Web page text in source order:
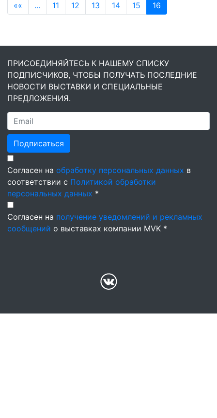
«« ... 11 12 13 14 15 16
ПРИСОЕДИНЯЙТЕСЬ К НАШЕМУ СПИСКУ
ПОДПИСЧИКОВ, ЧТОБЫ ПОЛУЧАТЬ ПОСЛЕДНИЕ
НОВОСТИ ВЫСТАВКИ И СПЕЦИАЛЬНЫЕ
ПРЕДЛОЖЕНИЯ.
Подписаться
Согласен на обработку персональных данных в
соответствии с Политикой обработки
персональных данных *
Согласен на получение уведомлений и рекламных
сообщений о выставках компании MVK *